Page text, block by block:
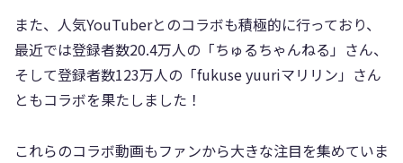
また、人気YouTuberとのコラボも積極的に行っており、
最近では登録者数20.4万人の「ちゅるちゃんねる」さん、
そして登録者数123万人の「fukuse yuuriマリリン」さん
ともコラボを果たしました！
これらのコラボ動画もファンから大きな注目を集めていま